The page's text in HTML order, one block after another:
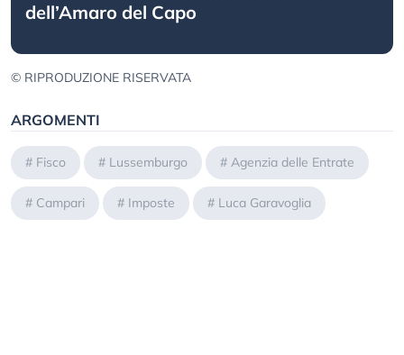
dell’Amaro del Capo
© RIPRODUZIONE RISERVATA
ARGOMENTI
# Fisco # Lussemburgo # Agenzia delle Entrate
# Campari # Imposte # Luca Garavoglia